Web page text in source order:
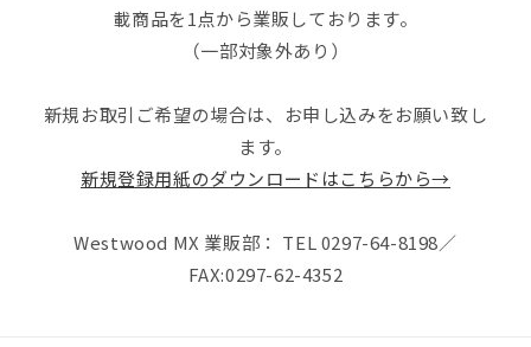
載商品を1点から業販しております。
（一部対象外あり）
新規お取引ご希望の場合は、お申し込みをお願い致し
ます。
新規登録用紙のダウンロードはこちらから→
Westwood MX 業販部： TEL 0297-64-8198／
FAX:0297-62-4352